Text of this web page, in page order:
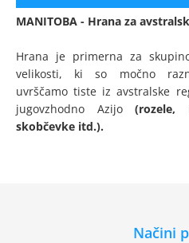
MANITOBA - Hrana za
Hrana je primerna za
velikosti, ki so močno
uvrščamo tiste iz avstralske
jugovzhodno Azijo(rozele,
skobčevke itd.).
Načini